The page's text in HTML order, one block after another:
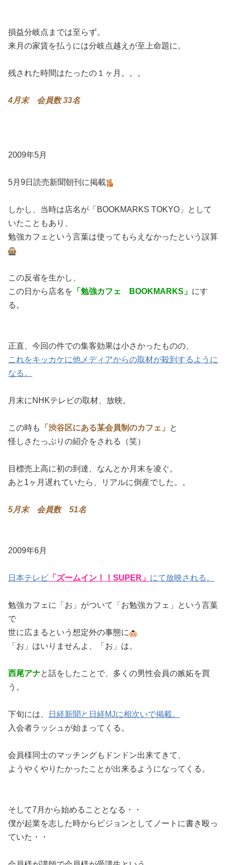
損益分岐点までは至らず。
来月の家賃を払うには分岐点越えが至上命題に。
残された時間はたったの１ヶ月。。。
4月末 会員数 33名
2009年5月
5月9日読売新聞朝刊に掲載
しかし、当時は店名が「BOOKMARKS TOKYO」として
いたこともあり、
勉強カフェという言葉は使ってもらえなかったという誤算
この反省を生かし、
この日から店名を 「勉強カフェ BOOKMARKS」 にす
る。
正直、今回の件での集客効果は小さかったものの、
これをキッカケに他メディアからの取材が殺到するように
なる。
月末にNHKテレビの取材、放映。
この時も 「渋谷区にある某会員制のカフェ」
と
怪しさたっぷりの紹介をされる（笑）
目標売上高に初の到達、なんとか月末を凌ぐ。
あと1ヶ月遅れていたら、リアルに倒産でした。。
5月末 会員数 51名
2009年6月
日本テレビ 「ズームイン！！SUPER」 にて放映される。
勉強カフェに「お」がついて「お勉強カフェ」という言葉
で
世に広まるという想定外の事態に
「お」はいりませんよ、「お」は。
西尾アナと話をしたことで、多くの男性会員の嫉妬を買
う。
下旬には、
日経新聞と日経MJに相次いで掲載。
入会者ラッシュが始まってくる。
会員様同士のマッチングもドンドン出来てきて、
ようやくやりたかったことが出来るようになってくる。
そして7月から始めることとなる・・
僕が起業を志した時からビジョンとしてノートに書き殴っ
ていた・・